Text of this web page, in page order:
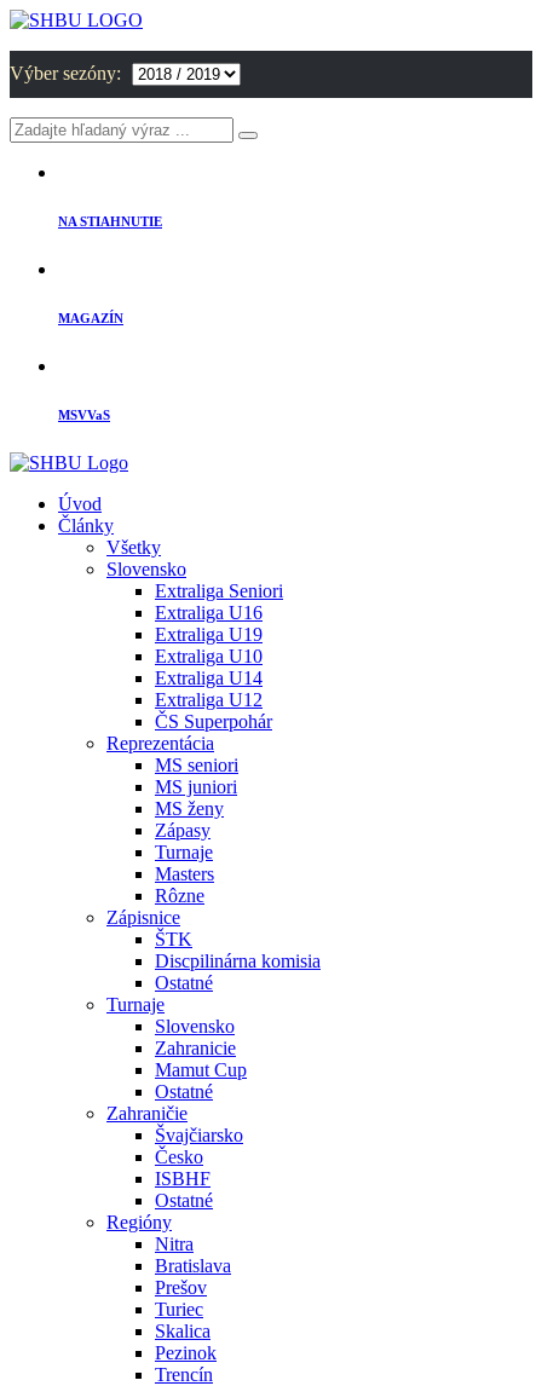
Výber sezóny:
NA STIAHNUTIE
MAGAZÍN
MSVVaS
Úvod
Články
Všetky
Slovensko
Extraliga Seniori
Extraliga U16
Extraliga U19
Extraliga U10
Extraliga U14
Extraliga U12
ČS Superpohár
Reprezentácia
MS seniori
MS juniori
MS ženy
Zápasy
Turnaje
Masters
Rôzne
Zápisnice
ŠTK
Discpilinárna komisia
Ostatné
Turnaje
Slovensko
Zahranicie
Mamut Cup
Ostatné
Zahraničie
Švajčiarsko
Česko
ISBHF
Ostatné
Regióny
Nitra
Bratislava
Prešov
Turiec
Skalica
Pezinok
Trencín